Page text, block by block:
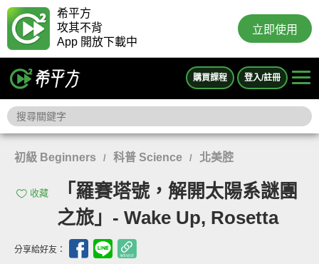
希平方
攻其不背
App 開放下載中
立即使用
購買課程 登入/註冊
初級 Beginners / 科普 Science / 北美腔
收藏
「羅賽塔號，解開太陽系謎團
之旅」- Wake Up, Rosetta
分享給好友：